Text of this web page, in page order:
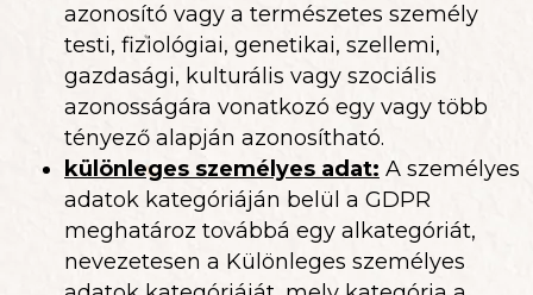
azonosító vagy a természetes személy
testi, fiziológiai, genetikai, szellemi,
gazdasági, kulturális vagy szociális
azonosságára vonatkozó egy vagy több
tényező alapján azonosítható.
különleges személyes adat: A személyes
adatok kategóriáján belül a GDPR
meghatároz továbbá egy alkategóriát,
nevezetesen a Különleges személyes